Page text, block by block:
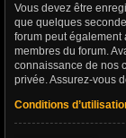
Vous devez être
que quelques
forum peut
membres du forum.
connaissance de nos
privée. Assurez-vous
Conditions